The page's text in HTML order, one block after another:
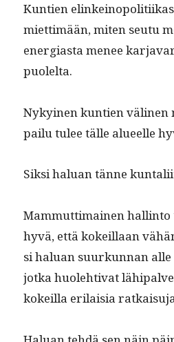
Kun­tien
miet­timään, miten seu­tu
ener­gias­ta menee
puolelta.
Nykyi­nen kun­tien
pailu tulee tälle alueelle
Sik­si halu­an tänne
Mam­mut­ti­mainen hallinto
hyvä, että kokeil­laan
si halu­an suurkun­nan alle
jot­ka huole­hti­vat
kokeil­la eri­laisia